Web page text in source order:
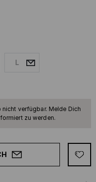
L
verfügbar. Melde Dich
zu werden.